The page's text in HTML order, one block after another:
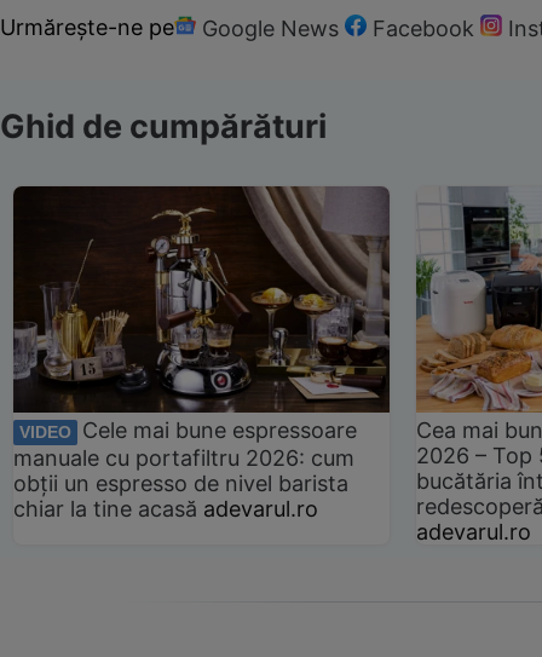
Urmărește-ne pe Google News Facebook
Ghid de cumpărături
VIDEO
Cele mai bune espressoare
manuale cu portafiltru 2026: cum
obții un espresso de nivel barista
chiar la tine acasă adevarul.ro
Cea mai
2026 –
bucătăria
adevarul.ro